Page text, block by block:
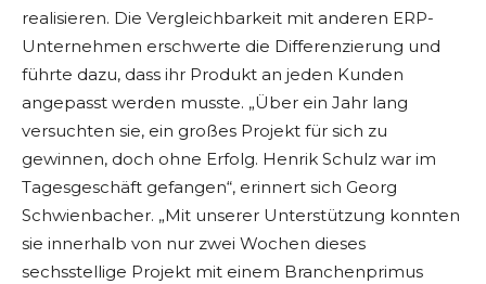
realisieren. Die Vergleichbarkeit mit anderen ERP-
Unternehmen erschwerte die Differenzierung und
führte dazu, dass ihr Produkt an jeden Kunden
angepasst werden musste. „Über ein Jahr lang
versuchten sie, ein großes Projekt für sich zu
gewinnen, doch ohne Erfolg. Henrik Schulz war im
Tagesgeschäft gefangen“, erinnert sich Georg
Schwienbacher. „Mit unserer Unterstützung konnten
sie innerhalb von nur zwei Wochen dieses
sechsstellige Projekt mit einem Branchenprimus